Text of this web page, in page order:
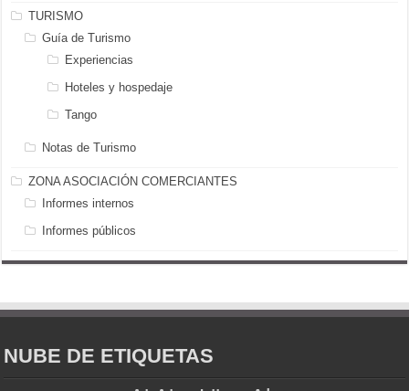
TURISMO
Guía de Turismo
Experiencias
Hoteles y hospedaje
Tango
Notas de Turismo
ZONA ASOCIACIÓN COMERCIANTES
Informes internos
Informes públicos
NUBE DE ETIQUETAS